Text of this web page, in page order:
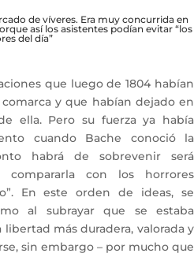
de víveres. Era muy concurrida en
así los asistentes podían evitar “los
del día”
que luego de 1804 habían
y que habían dejado en
ella. Pero su fuerza ya había
cuando Bache conoció la
habrá de sobrevenir será
compararla con los horrores
En este orden de ideas, se
al subrayar que se estaba
más duradera, valorada y
sin embargo – por mucho que